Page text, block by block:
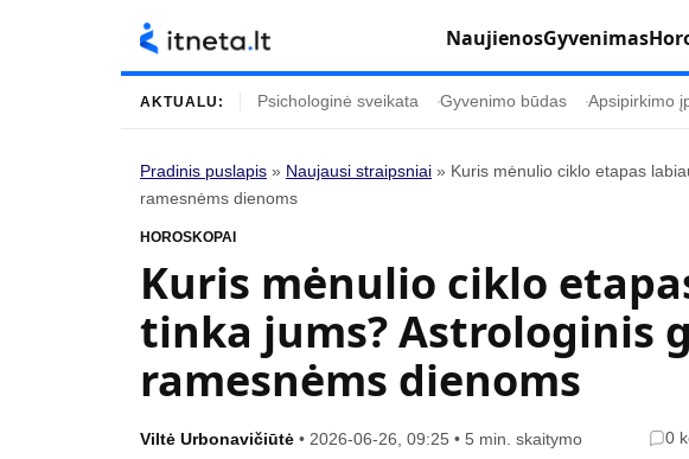
NaujienosGyvenimas
Turinys
Gyvenimas
Įdomybės
Namai ir interjeras
Kulinarija
Technologijos
Gyvenimo būdas
Tėvai ir vaikai
AKTUALU: Psichologinė sveikata Gyvenimo būdas Apsipirkimo
Pradinis puslapis » Naujausi straipsniai » Kuris mėnulio ciklo etapas
ramesnėms dienoms
HOROSKOPAI
Kuris mėnulio ciklo
tinka jums? Astrologinis
ramesnėms dienoms
Viltė Urbonavičiūtė • 2026-06-26, 09:25 • 5 min. skaitymo 0